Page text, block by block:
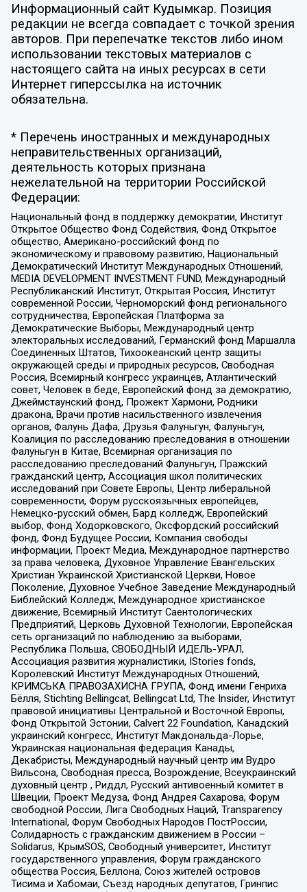
Информационный сайт Кудымкар. Позиция
редакции не всегда совпадает с точкой зрения
авторов. При перепечатке текстов либо ином
использовании текстовых материалов с
настоящего сайта на иных ресурсах в сети
Интернет гиперссылка на источник
обязательна.
* Перечень иностранных и международных
неправительственных организаций,
деятельность которых признана
нежелательной на территории Российской
Федерации:
Национальный фонд в поддержку демократии, Институт
Открытое Общество Фонд Содействия, Фонд Открытое
общество, Американо-российский фонд по
экономическому и правовому развитию, Национальный
Демократический Институт Международных Отношений,
MEDIA DEVELOPMENT INVESTMENT FUND, Международный
Республиканский Институт, Открытая Россия, Институт
современной России, Черноморский фонд регионального
сотрудничества, Европейская Платформа за
Демократические Выборы, Международный центр
электоральных исследований, Германский фонд Маршалла
Соединенных Штатов, Тихоокеанский центр защиты
окружающей среды и природных ресурсов, Свободная
Россия, Всемирный конгресс украинцев, Атлантический
совет, Человек в беде, Европейский фонд за демократию,
Джеймстаунский фонд, Прожект Хармони, Родники
дракона, Врачи против насильственного извлечения
органов, Фалунь Дафа, Друзья Фалуньгун, Фалуньгун,
Коалиция по расследованию преследования в отношении
Фалуньгун в Китае, Всемирная организация по
расследованию преследований Фалуньгун, Пражский
гражданский центр, Ассоциация школ политических
исследований при Совете Европы, Центр либеральной
современности, Форум русскоязычных европейцев,
Немецко-русский обмен, Бард колледж, Европейский
выбор, Фонд Ходорковского, Оксфордский российский
фонд, Фонд Будущее России, Компания свободы
информации, Проект Медиа, Международное партнерство
за права человека, Духовное Управление Евангельских
Христиан Украинской Христианской Церкви, Новое
Поколение, Духовное Учебное Заведение Международный
Библейский Колледж, Международное христианское
движение, Всемирный Институт Саентологических
Предприятий, Церковь Духовной Технологии, Европейская
сеть организаций по наблюдению за выборами,
Республика Польша, СВОБОДНЫЙ ИДЕЛЬ-УРАЛ,
Ассоциация развития журналистики, IStories fonds,
Королевский Институт Международных Отношений,
КРИМСЬКА ПРАВОЗАХИСНА ГРУПА, Фонд имени Генриха
Бёлля, Stichting Bellingcat, Bellingcat Ltd, The Insider, Институт
правовой инициативы Центральной и Восточной Европы,
Фонд Открытой Эстонии, Calvert 22 Foundation, Канадский
украинский конгресс, Институт Макдональда-Лорье,
Украинская национальная федерация Канады,
Декабристы, Международный научный центр им Вудро
Вильсона, Свободная пресса, Возрождение, Всеукраинский
духовный центр , Риддл, Русский антивоенный комитет в
Швеции, Проект Медуза, Фонд Андрея Сахарова, Форум
свободной России, Лига Свободных Наций, Transparеncy
International, Форум Свободных Народов ПостРоссии,
Солидарность с гражданским движением в России –
Solidarus, КрымSOS, Свободный университет, Институт
государственного управления, Форум гражданского
общества Россия, Беллона, Союз жителей островов
Тисима и Хабомаи, Съезд народных депутатов, Гринпис